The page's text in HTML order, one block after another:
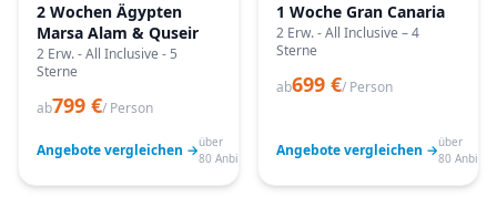
2 Wochen Ägypten
Marsa Alam & Quseir
2 Erw. - All Inclusive - 5
Sterne
ab799 €/ Person
Angebote vergleichen →über
80 Anbieter
1 Woche Gran Canaria
2 Erw. - All Inclusive – 4
Sterne
ab699 €/ Person
Angebote vergleichen →über
80